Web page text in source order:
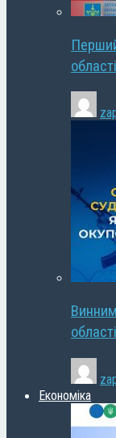
області
Винним
Економіка